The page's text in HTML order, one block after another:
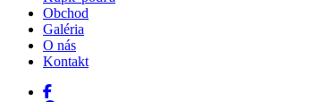
Obchod
Galéria
O nás
Kontakt
facebook